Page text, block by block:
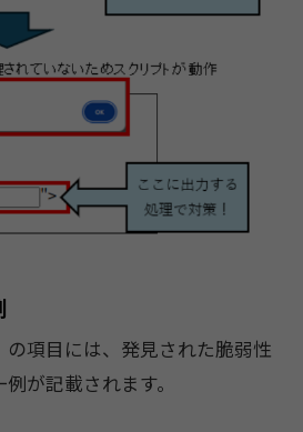
の項目には、発見された脆弱性
が記載されます。